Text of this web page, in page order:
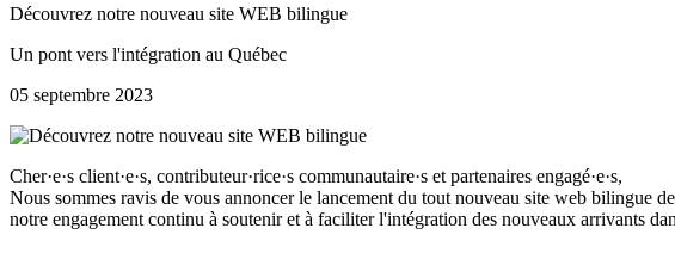
Découvrez notre nouveau site WEB bilingue
Un pont vers l'intégration au Québec
05 septembre 2023
Cher·e·s client·e·s, contributeur·rice·s communautaire·s et partenaires engagé·e·s,
Nous sommes ravis de vous annoncer le lancement du tout nouveau site web bilingue
notre engagement continu à soutenir et à faciliter l'intégration des nouveaux arrivants